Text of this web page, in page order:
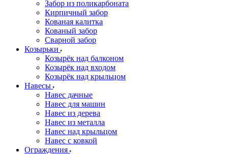
Забор из поликарбоната
Кирпичный забор
Кованая калитка
Кованый забор
Сварной забор
Козырьки
Козырёк над балконом
Козырёк над входом
Козырёк над крыльцом
Навесы
Навес дачные
Навес для машин
Навес из дерева
Навес из металла
Навес над крыльцом
Навес с ковкой
Ограждения